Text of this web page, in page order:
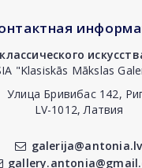
"Klasiskās Mākslas
Улица Бривибас 142,
LV-1012, Латвия
galerija@antonia.lv